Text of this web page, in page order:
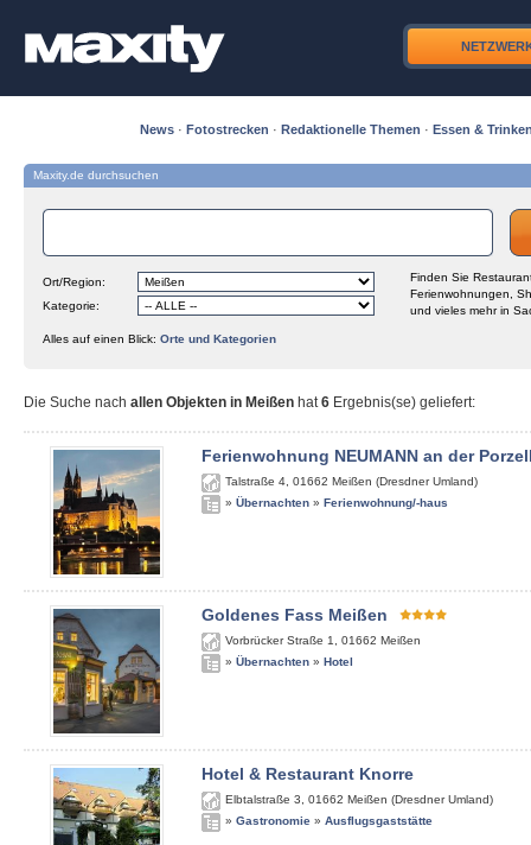
News · Fotostrecken · Redaktionelle Themen · Essen &
Maxity.de durchsuchen
Ort/Region:
Kategorie:
Finden Sie
Ferienwohnungen,
und vieles mehr in
Alles auf einen Blick: Orte und Kategorien
Die Suche nach allen Objekten in Meißen hat6 Ergebnis(se) geliefert:
Ferienwohnung NEUMANN an der
Talstraße 4 01662 Meißen (Dresdner Umland)
» Übernachten » Ferienwohnung/-haus
Goldenes Fass Meißen
Vorbrücker Straße 1 01662 Meißen
» Übernachten » Hotel
Hotel & Restaurant Knorre
Elbtalstraße 3 01662 Meißen (Dresdner Umland)
» Gastronomie » Ausflugsgaststätte